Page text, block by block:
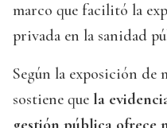
marco que facilitó la
privada en la sanidad
Según la exposición de
sostiene que la